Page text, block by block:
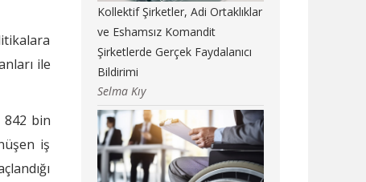
ile
842 bin
iş
Kollektif Şirketler, Adi Ortaklıklar
ve Eshamsız Komandit
Şirketlerde Gerçek Faydalanıcı
Bildirimi
Selma Kıy